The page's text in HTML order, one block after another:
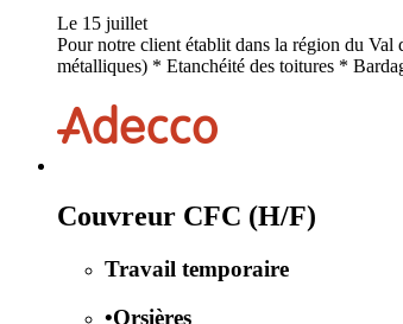
Le 15 juillet
Pour notre client établit dans la région du
métalliques) * Etanchéité des toitures *
Couvreur CFC (H/F)
Travail temporaire
•Orsières